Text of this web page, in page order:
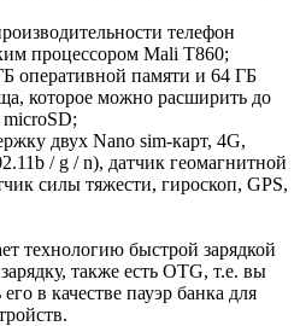
телефон
процессором Mali T860;
оперативной памяти и 64 ГБ
которое можно расширить до
двух Nano sim-карт, 4G,
/ g / n), датчик геомагнитной
силы тяжести, гироскоп, GPS,
технологию быстрой зарядкой
также есть OTG, т.е. вы
в качестве пауэр банка для